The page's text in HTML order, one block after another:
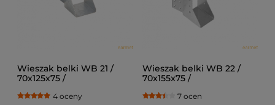
Wieszak belki WB 21 /
70x125x75 /
4 oceny
Wieszak belki WB 22 /
70x155x75 /
7 ocen